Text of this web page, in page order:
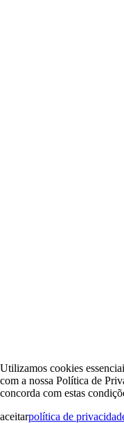
Utilizamos cookies
com a nossa Política de
concorda com estas
aceitarpolítica de